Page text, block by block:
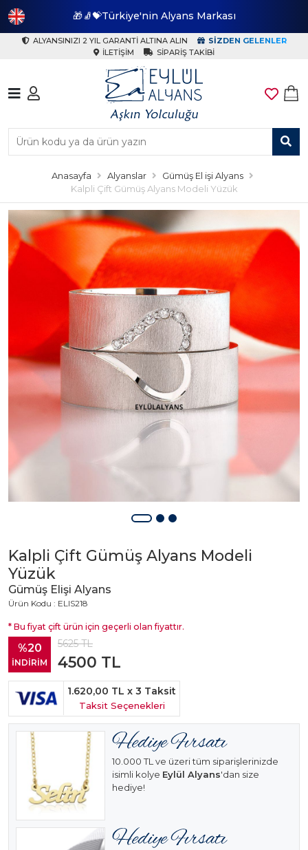
🎁🧦💝Türkiye'nin Alyans Markası
ALYANSINIZI 2 YIL GARANTI ALTINA ALIN
SIZDEN GELENLER
İLETIŞIM
SIPARIŞ TAKIBI
Anasayfa Alyanslar
Gümüş El işi Alyans
Kalpli Çift Gümüş Alyans Modeli Yüzük
Kalpli Çift Gümüş Alyans Modeli
Yüzük
Gümüş Elişi Alyans
Ürün Kodu : ELIS218
* Bu fiyat çift ürün için geçerli olan fiyattır.
%20
İNDİRİM
5625TL
4500 TL
1.620,00 TL x 3 Taksit
Taksit Seçenekleri
10.000 TL ve üzeri tüm siparişlerinizde
isimli kolye Eylül Alyans'dan size
hediye!